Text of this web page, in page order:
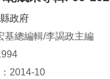
政府
基總編輯/李謁政主編
2014-10